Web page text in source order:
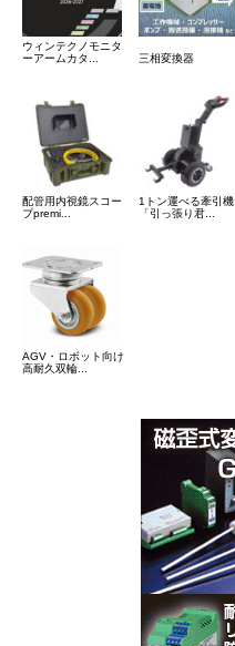
ウィンテクノモニタ
ーアームカタ...
三相変換器
配管用内視鏡スコー
プpremi...
1トン運べる牽引機
「引っ張り君...
AGV・ロボット向け
高耐久双輪...